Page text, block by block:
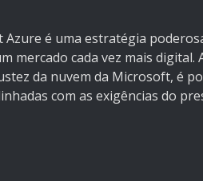
é uma estratégia
mercado cada vez mais digital.
da nuvem da Microsoft, é
com as exigências do